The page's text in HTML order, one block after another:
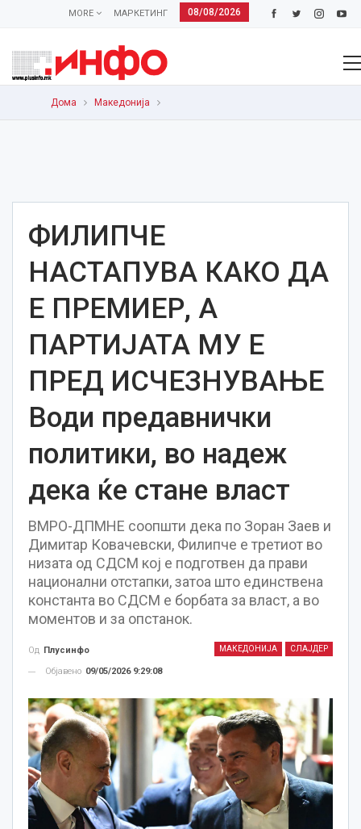
08/08/2026
МАРКЕТИНГ
MORE
Дома Македонија
ФИЛИПЧЕ
НАСТАПУВА КАКО ДА
Е ПРЕМИЕР, А
ПАРТИЈАТА МУ Е
ПРЕД ИСЧЕЗНУВАЊЕ
Води предавнички
политики, во надеж
дека ќе стане власт
ВМРО-ДПМНЕ соопшти дека по Зоран Заев и
Димитар Ковачевски, Филипче е третиот во
низата од СДСМ кој е подготвен да прави
национални отстапки, затоа што единствена
константа во СДСМ е борбата за власт, а во
моментов и за опстанок.
МАКЕДОНИЈА СЛАЈДЕР
Од Плусинфо
Објавено 09/05/2026 9:29:08